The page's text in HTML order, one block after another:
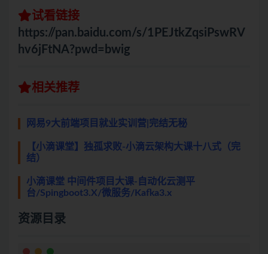
试看链接
https://pan.baidu.com/s/1PEJtkZqsiPswRV
hv6jFtNA?pwd=bwig
相关推荐
网易9大前端项目就业实训营|完结无秘
【小滴课堂】独孤求败-小滴云架构大课十八式（完
结）
小滴课堂 中间件项目大课-自动化云测平
台/Spingboot3.X/微服务/Kafka3.x
资源目录